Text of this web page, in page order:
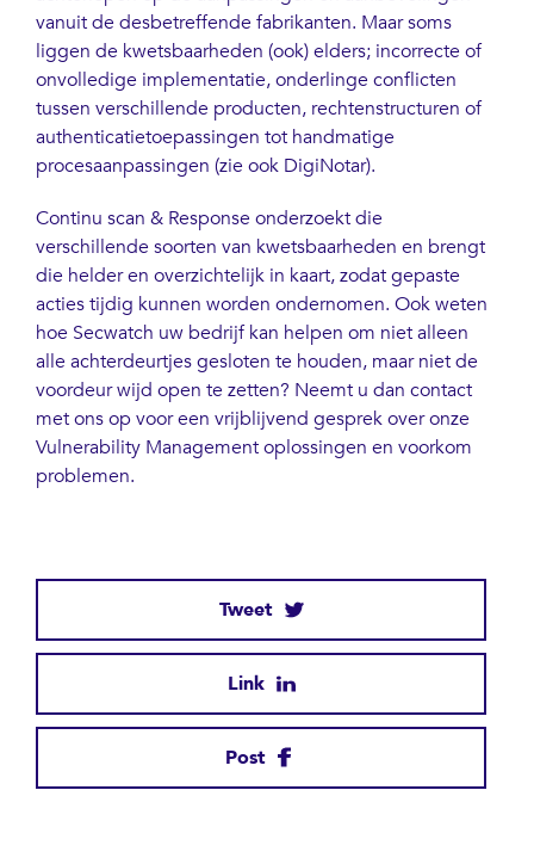
vanuit de desbetreffende fabrikanten. Maar soms
liggen de kwetsbaarheden (ook) elders; incorrecte of
onvolledige implementatie, onderlinge conflicten
tussen verschillende producten, rechtenstructuren of
authenticatietoepassingen tot handmatige
procesaanpassingen (zie ook DigiNotar).
Continu scan & Response onderzoekt die
verschillende soorten van kwetsbaarheden en brengt
die helder en overzichtelijk in kaart, zodat gepaste
acties tijdig kunnen worden ondernomen. Ook weten
hoe Secwatch uw bedrijf kan helpen om niet alleen
alle achterdeurtjes gesloten te houden, maar niet de
voordeur wijd open te zetten? Neemt u dan contact
met ons op voor een vrijblijvend gesprek over onze
Vulnerability Management oplossingen en voorkom
problemen.
Tweet
Link
Post